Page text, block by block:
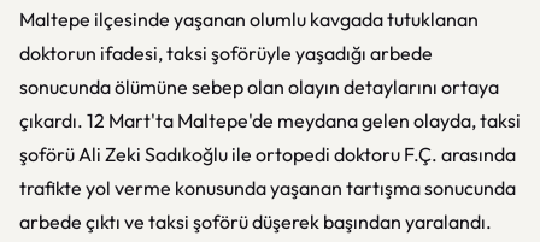
Maltepe ilçesinde yaşanan olumlu kavgada tutuklanan
doktorun ifadesi, taksi şoförüyle yaşadığı arbede
sonucunda ölümüne sebep olan olayın detaylarını ortaya
çıkardı. 12 Mart'ta Maltepe'de meydana gelen olayda, taksi
şoförü Ali Zeki Sadıkoğlu ile ortopedi doktoru F.Ç. arasında
trafikte yol verme konusunda yaşanan tartışma sonucunda
arbede çıktı ve taksi şoförü düşerek başından yaralandı.